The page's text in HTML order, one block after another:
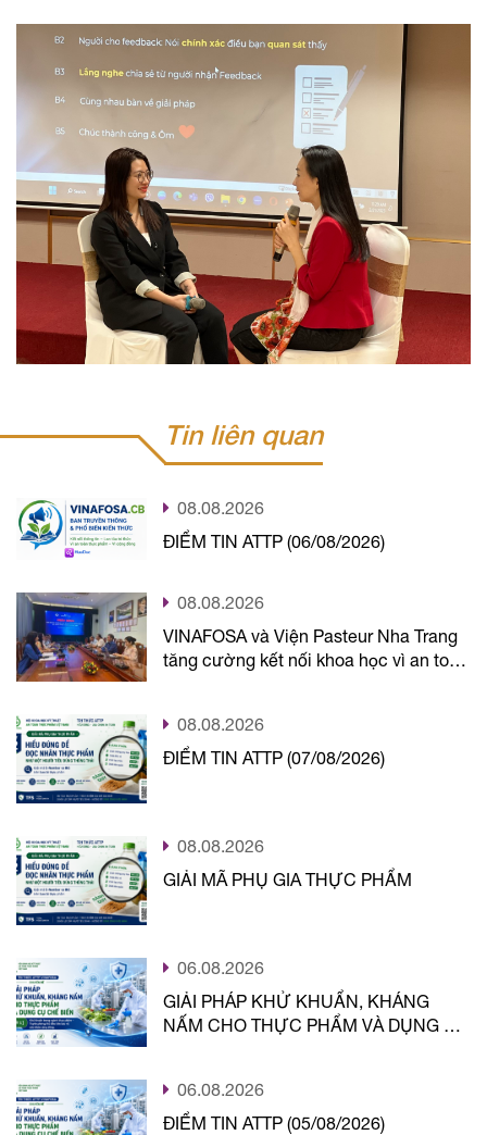
Tin liên quan
08.08.2026
ĐIỂM TIN ATTP (06/08/2026)
08.08.2026
VINAFOSA và Viện Pasteur Nha Trang
tăng cường kết nối khoa học vì an toàn
08.08.2026
ĐIỂM TIN ATTP (07/08/2026)
08.08.2026
GIẢI MÃ PHỤ GIA THỰC PHẨM
06.08.2026
GIẢI PHÁP KHỬ KHUẨN, KHÁNG
NẤM CHO THỰC PHẨM VÀ DỤNG CỤ
06.08.2026
ĐIỂM TIN ATTP (05/08/2026)